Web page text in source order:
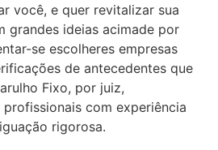
você, e quer revitalizar sua
grandes ideias acimade por
se escolheres empresas
de antecedentes que
Fixo, por juiz,
com experiência
rigorosa.